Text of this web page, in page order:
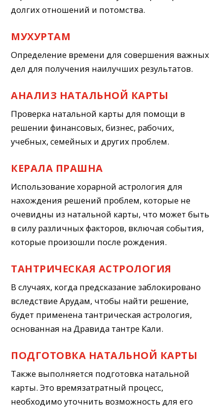
долгих отношений и потомства.
МУХУРТАМ
Определение времени для совершения важных
дел для получения наилучших результатов.
АНАЛИЗ НАТАЛЬНОЙ КАРТЫ
Проверка натальной карты для помощи в
решении финансовых, бизнес, рабочих,
учебных, семейных и других проблем.
КЕРАЛА ПРАШНА
Использование хорарной астрология для
нахождения решений проблем, которые не
очевидны из натальной карты, что может быть
в силу различных факторов, включая события,
которые произошли после рождения.
ТАНТРИЧЕСКАЯ АСТРОЛОГИЯ
В случаях, когда предсказание заблокировано
вследствие Арудам, чтобы найти решение,
будет применена тантрическая астрология,
основанная на Дравида тантре Кали.
ПОДГОТОВКА НАТАЛЬНОЙ КАРТЫ
Также выполняется подготовка натальной
карты. Это времязатратный процесс,
необходимо уточнить возможность для его